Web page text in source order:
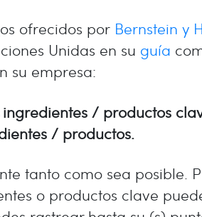
ofrecidos por Bernstein y
Unidas en su guía
su empresa:
ingredientes / productos
/ productos.
tanto como sea posible.
o productos clave